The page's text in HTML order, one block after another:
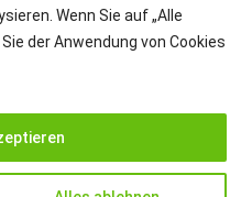
Wenn Sie auf „Alle
der Anwendung von Cookies